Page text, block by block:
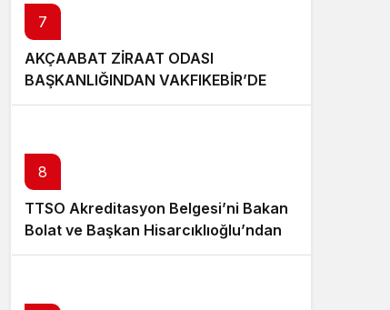
7
AKÇAABAT ZİRAAT ODASI
BAŞKANLIĞINDAN VAKFIKEBİR’DE
FINDIKTA BAHÇE GÜNÜ ETKİNLİĞİNE
8
TTSO Akreditasyon Belgesi’ni Bakan
Bolat ve Başkan Hisarcıklıoğlu’ndan
aldı